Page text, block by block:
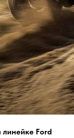
линейке Ford